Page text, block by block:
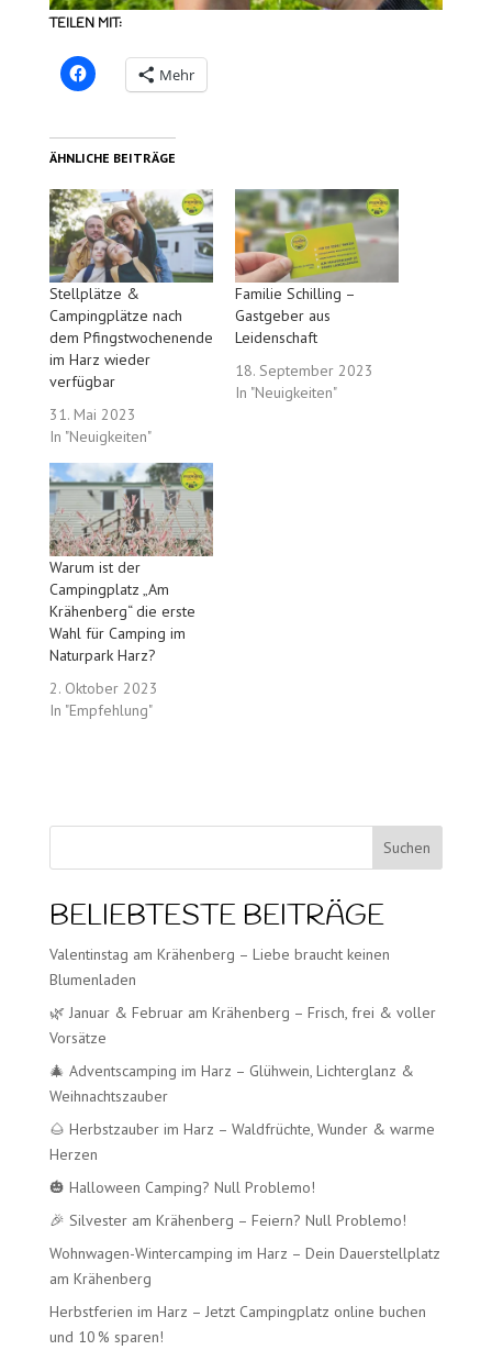
TEILEN MIT:
Mehr
ÄHNLICHE BEITRÄGE
Stellplätze &
Campingplätze nach
dem Pfingstwochenende
im Harz wieder
verfügbar
31. Mai 2023
In "Neuigkeiten"
Familie Schilling –
Gastgeber aus
Leidenschaft
18. September 2023
In "Neuigkeiten"
Warum ist der
Campingplatz „Am
Krähenberg“ die erste
Wahl für Camping im
Naturpark Harz?
2. Oktober 2023
In "Empfehlung"
Suchen
BELIEBTESTE BEITRÄGE
Valentinstag am Krähenberg – Liebe braucht keinen
Blumenladen
🌿 Januar & Februar am Krähenberg – Frisch, frei & voller
Vorsätze
🎄 Adventscamping im Harz – Glühwein, Lichterglanz &
Weihnachtszauber
🌰 Herbstzauber im Harz – Waldfrüchte, Wunder & warme
Herzen
🎃 Halloween Camping? Null Problemo!
🎉 Silvester am Krähenberg – Feiern? Null Problemo!
Wohnwagen-Wintercamping im Harz – Dein Dauerstellplatz
am Krähenberg
Herbstferien im Harz – Jetzt Campingplatz online buchen
und 10 % sparen!